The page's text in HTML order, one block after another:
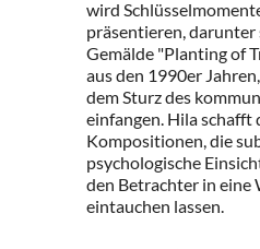
wird
präsentieren,
Gemälde "Planting of
aus den 1990er
dem Sturz des
einfangen. Hila schafft
Kompositionen, die
psychologische
den Betrachter in eine
eintauchen lassen.